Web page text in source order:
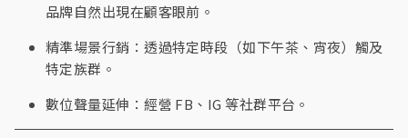
品牌自然出現在顧客眼前。
精準場景行銷：透過特定時段（如下午茶、宵夜）觸及
特定族群。
數位聲量延伸：經營 FB、IG 等社群平台。